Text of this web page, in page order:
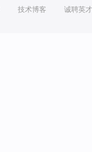
技术博客 诚聘英才